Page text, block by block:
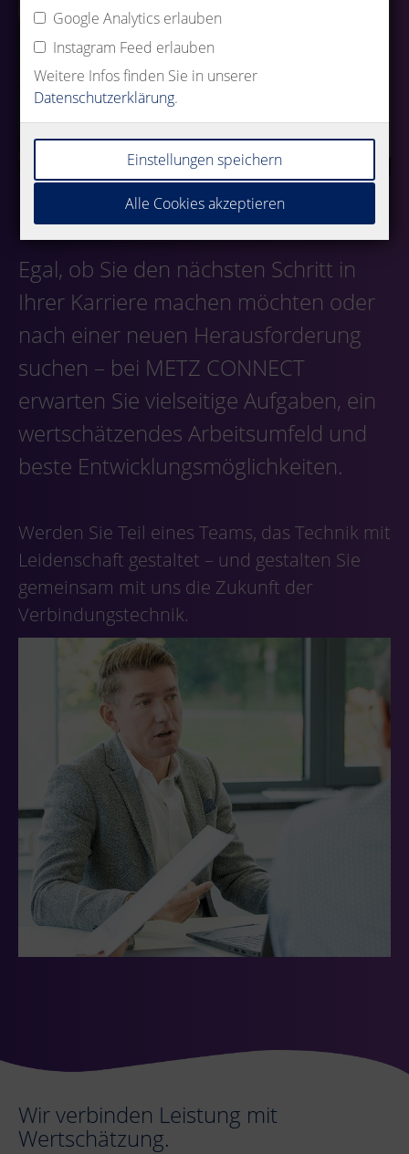
Egal, ob Sie den nächsten Schritt in
Ihrer Karriere machen möchten oder
nach einer neuen Herausforderung
suchen – bei METZ CONNECT
erwarten Sie vielseitige Aufgaben, ein
wertschätzendes Arbeitsumfeld und
beste Entwicklungsmöglichkeiten.
Werden Sie Teil eines Teams, das Technik mit
Leidenschaft gestaltet – und gestalten Sie
gemeinsam mit uns die Zukunft der
Verbindungstechnik.
Wir verbinden Leistung mit
Wertschätzung.
Google Analytics erlauben
Instagram Feed erlauben
Weitere Infos finden Sie in unserer
Datenschutzerklärung.
Einstellungen speichern
Alle Cookies akzeptieren